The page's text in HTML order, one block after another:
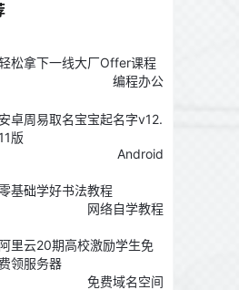
松拿下一线大厂Offer课程
编程办公
安卓周易取名宝宝起名字v12.
版
Android
基础学好书法教程
网络自学教程
阿里云20期高校激励学生免
费领服务器
免费域名空间